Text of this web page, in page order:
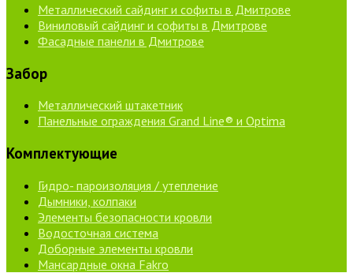
Металлический сайдинг и софиты в Дмитрове
Виниловый сайдинг и софиты в Дмитрове
Фасадные панели в Дмитрове
Забор
Металлический штакетник
Панельные ограждения Grand Line® и Optima
Комплектующие
Гидро- пароизоляция / утепление
Дымники, колпаки
Элементы безопасности кровли
Водосточная система
Доборные элементы кровли
Мансардные окна Fakro